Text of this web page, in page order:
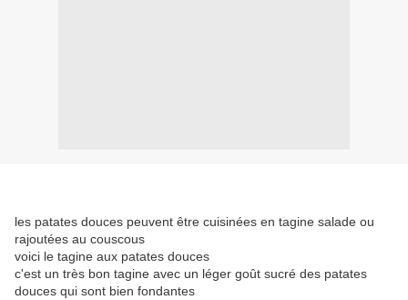
les patates douces peuvent être cuisinées en tagine salade ou
rajoutées au couscous
voici le tagine aux patates douces
c'est un très bon tagine avec un léger goût sucré des patates
douces qui sont bien fondantes